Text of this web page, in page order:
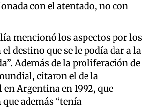
con el atentado, no con
mencionó los aspectos por los
destino que se le podía dar a la
Además de laproliferación de
citaron el de la
en Argentina en 1992, que
además “tenía